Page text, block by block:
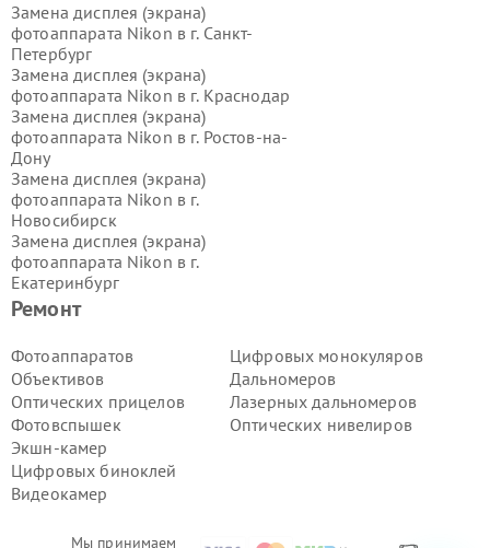
Мы принимаем
Ремонт
Фотоаппаратов
Объективов
Оптических прицелов
Фотовспышек
Экшн-камер
Цифровых биноклей
Видеокамер
Цифровых монокуляров
Дальномеров
Лазерных дальномеров
Оптических нивелиров
Замена дисплея (экрана)
фотоаппарата Nikon в г. Санкт-
Петербург
Замена дисплея (экрана)
фотоаппарата Nikon в г. Краснодар
Замена дисплея (экрана)
фотоаппарата Nikon в г. Ростов-на-
Дону
Замена дисплея (экрана)
фотоаппарата Nikon в г.
Новосибирск
Замена дисплея (экрана)
фотоаппарата Nikon в г.
Екатеринбург
Замена дисплея (экрана)
Замена дисплея (экрана)
фотоаппарата Nikon в г.
Воронеж
Замена дисплея (экрана)
фотоаппарата Nikon в г.
Волгоград
Замена дисплея (экрана)
фотоаппарата Nikon в г.
Замена дисплея (экрана)
фотоаппарата Nikon в г.
фотоаппарата Nikon в г.